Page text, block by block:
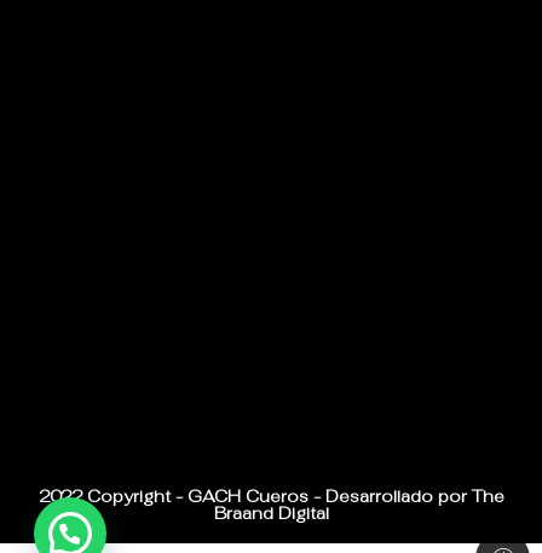
2022 Copyright - GACH Cueros - Desarrollado por The
Braand Digital